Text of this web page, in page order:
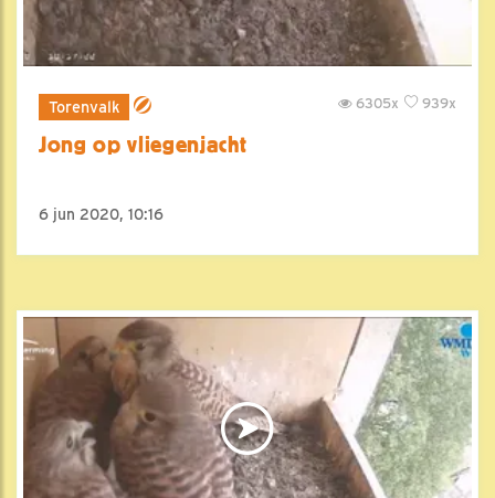
Torenvalk 939x
6305x
Jong op vliegenjacht
6 jun 2020, 10:16